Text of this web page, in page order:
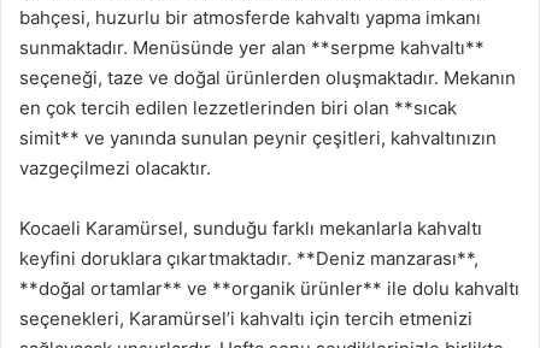
bahçesi, huzurlu bir atmosferde kahvaltı yapma imkanı
sunmaktadır. Menüsünde yer alan **serpme kahvaltı**
seçeneği, taze ve doğal ürünlerden oluşmaktadır. Mekanın
en çok tercih edilen lezzetlerinden biri olan **sıcak
simit** ve yanında sunulan peynir çeşitleri, kahvaltınızın
vazgeçilmezi olacaktır.
Kocaeli Karamürsel, sunduğu farklı mekanlarla kahvaltı
keyfini doruklara çıkartmaktadır. **Deniz manzarası**,
**doğal ortamlar** ve **organik ürünler** ile dolu kahvaltı
seçenekleri, Karamürsel’i kahvaltı için tercih etmenizi